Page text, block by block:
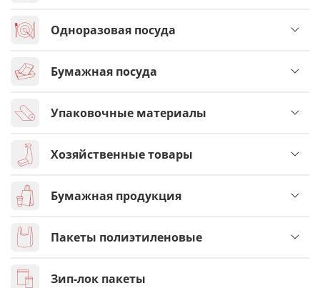
Одноразовая посуда
Бумажная посуда
Упаковочные материалы
Хозяйственные товары
Бумажная продукция
Пакеты полиэтиленовые
Зип-лок пакеты